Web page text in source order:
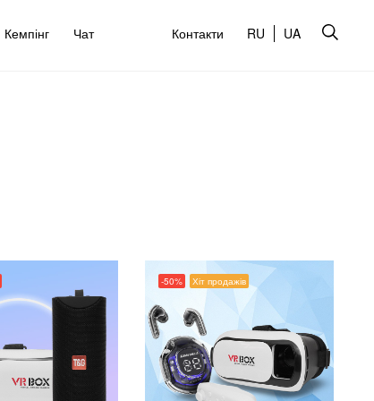
Кемпінг Чат Контакти RU UA
-50% Хіт продажів